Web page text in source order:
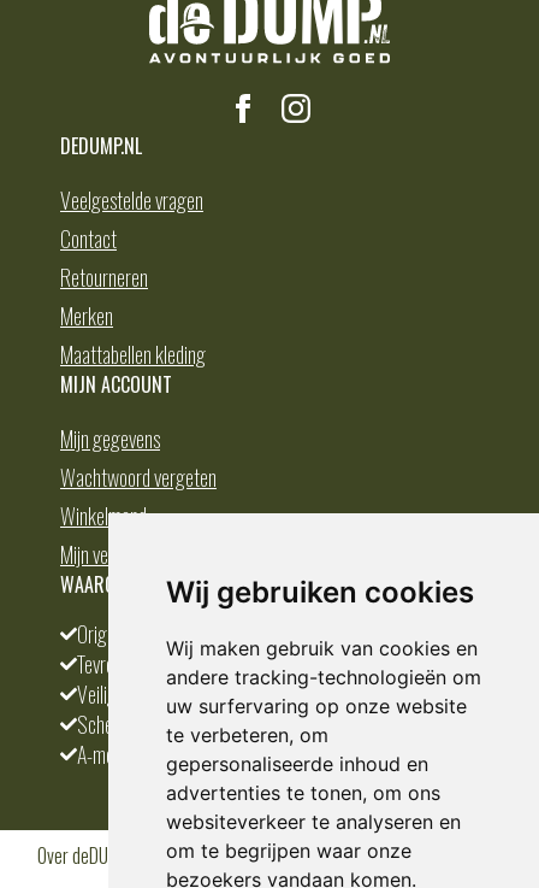
Wij gebruiken cookies
Wij maken gebruik van cookies en
andere tracking-technologieën om
uw surfervaring op onze website
te verbeteren, om
gepersonaliseerde inhoud en
advertenties te tonen, om ons
websiteverkeer te analyseren en
om te begrijpen waar onze
bezoekers vandaan komen.
DEDUMP.NL
Veelgestelde vragen
Contact
Retourneren
Merken
Maattabellen kleding
MIJN ACCOUNT
Mijn gegevens
Wachtwoord vergeten
Winkelmand
Mijn verlanglijst
WAAROM BESTELLEN BIJ DEDUMP.NL
Origineel en divers
Tevreden klanten
Veilig betalen
Scherpste prijs
A-merken
Over deDUMP.nl Algemene voorwaardenPrivacy PolicyKlantenservice
CookiesBlogs